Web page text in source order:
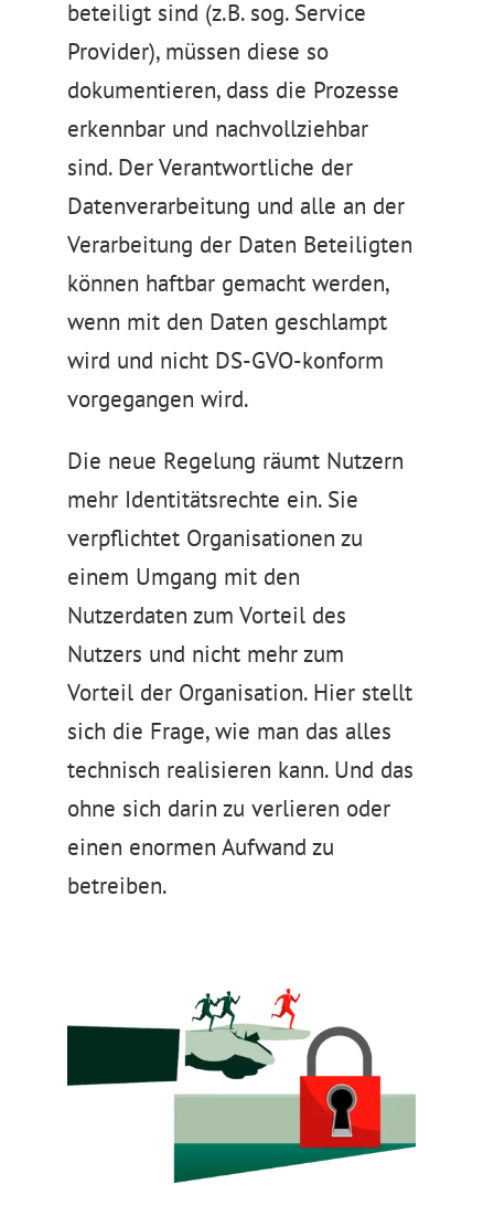
beteiligt sind (z.B. sog. Service
Provider), müssen diese so
dokumentieren, dass die Prozesse
erkennbar und nachvollziehbar
sind. Der Verantwortliche der
Datenverarbeitung und alle an der
Verarbeitung der Daten Beteiligten
können haftbar gemacht werden,
wenn mit den Daten geschlampt
wird und nicht DS-GVO-konform
vorgegangen wird.
Die neue Regelung räumt Nutzern
mehr Identitätsrechte ein. Sie
verpflichtet Organisationen zu
einem Umgang mit den
Nutzerdaten zum Vorteil des
Nutzers und nicht mehr zum
Vorteil der Organisation. Hier stellt
sich die Frage, wie man das alles
technisch realisieren kann. Und das
ohne sich darin zu verlieren oder
einen enormen Aufwand zu
betreiben.